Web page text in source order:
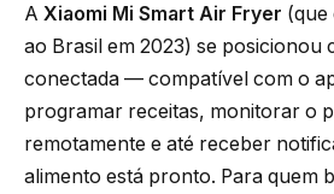
A Xiaomi Mi Smart Air Fryer (que
ao Brasil em 2023) se posicionou
conectada — compatível com o
programar receitas, monitorar o
remotamente e até receber
alimento está pronto. Para quem